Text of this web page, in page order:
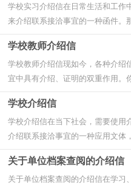
学校实习介绍信在日常生活和工作
来介绍联系接洽事宜的一种函件。
学校教师介绍信
学校教师介绍信现如今，各种介绍
宜中具有介绍、证明的双重作用。
学校介绍信
学校介绍信在当下社会，需要使用
介绍联系接洽事宜的一种应用文体
关于单位档案查阅的介绍信
关于单位档案查阅的介绍信在学习